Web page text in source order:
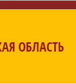
ОБЛАСТЬ